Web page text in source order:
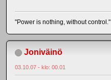
"Power is nothing, without control."
Joniväinö
03.10.07 - klo: 00.01